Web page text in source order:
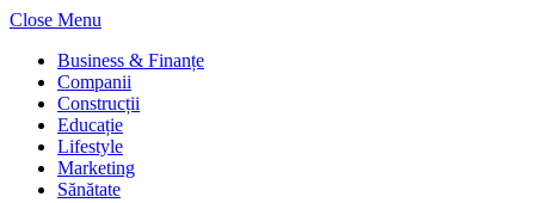
Close Menu
Business & Finanțe
Companii
Construcții
Educație
Lifestyle
Marketing
Sănătate